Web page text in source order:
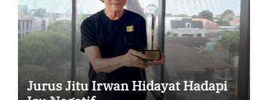
Jurus Jitu Irwan Hidayat Hadapi